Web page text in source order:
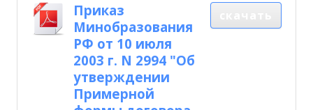
Приказ
Минобразования
РФ от 10 июля
2003 г. N 2994 "Об
утверждении
Примерной